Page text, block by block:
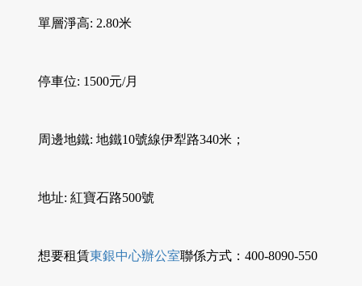
單層淨高: 2.80米
停車位: 1500元/月
周邊地鐵: 地鐵10號線伊犁路340米；
地址: 紅寶石路500號
想要租賃東銀中心辦公室聯係方式：400-8090-550